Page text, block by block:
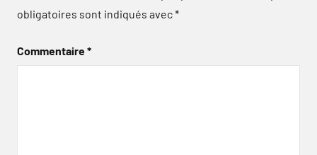
obligatoires sont indiqués avec*
Commentaire*